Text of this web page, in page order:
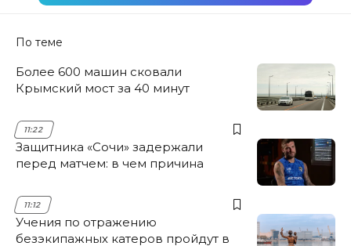
По теме
Более 600 машин сковали
Крымский мост за 40 минут
11:22
Защитника «Сочи» задержали
перед матчем: в чем причина
11:12
Учения по отражению
безэкипажных катеров пройдут в